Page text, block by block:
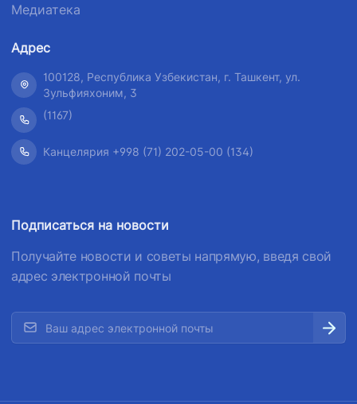
Медиатека
Адрес
100128, Республика Узбекистан, г. Ташкент, ул.
Зульфияхоним, 3
(1167)
Канцелярия +998 (71) 202-05-00 (134)
Подписаться на новости
Получайте новости и советы напрямую, введя свой
адрес электронной почты